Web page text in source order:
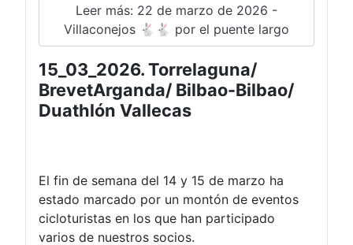
Leer más: 22 de marzo de 2026 -
Villaconejos 🐇🐇 por el puente largo
15_03_2026. Torrelaguna/
BrevetArganda/ Bilbao-Bilbao/
Duathlón Vallecas
El fin de semana del 14 y 15 de marzo ha
estado marcado por un montón de eventos
cicloturistas en los que han participado
varios de nuestros socios.